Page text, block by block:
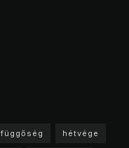
függőség hétvége